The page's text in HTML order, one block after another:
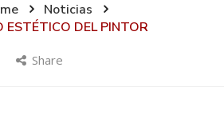
Noticias
ESTÉTICO DEL PINTOR
Share